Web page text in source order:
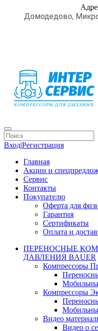
Домодедово,
Вход|Регистрация
Главная
Акции и
Сервис
Контакты
Покупателю
Оферта для
Гарантия
Сертификаты
Оплата и
ПЕРЕНОСНЫЕ
ДАВЛЕНИЯ BAUER
Компрессоры
Компрессоры
Видео
Видео о